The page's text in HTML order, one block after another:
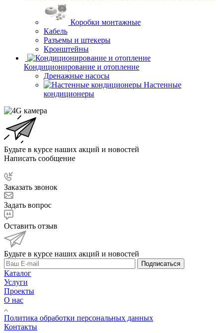
Коробки монтажные
Кабель
Разъемы и штекеры
Кронштейны
Кондиционирование и отопление
Дренажные насосы
Настенные
кондиционеры
Будьте в курсе наших акций и новостей
Написать сообщение
Заказать звонок
Задать вопрос
Оставить отзыв
Будьте в курсе наших акций и новостей
Подписаться
Каталог
Услуги
Проекты
О нас
Политика обработки персональных данных
Контакты